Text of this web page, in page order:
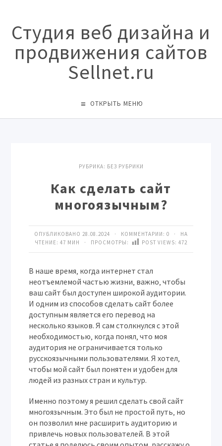
Студия веб дизайна и
продвижения сайтов
Sellnet.ru
ОТКРЫТЬ МЕНЮ
РУБРИКА: БЕЗ РУБРИКИ
Как сделать сайт
многоязычным?
ОПУБЛИКОВАНО 28.08.2024 · КОММЕНТАРИИ: 0 · НА
ЧТЕНИЕ: 47 МИН · ПРОСМОТРЫ:
POST VIEWS: 472
В наше время‚ когда интернет стал
неотъемлемой частью жизни‚ важно‚ чтобы
ваш сайт был доступен широкой аудитории.
И одним из способов сделать сайт более
доступным является его перевод на
несколько языков. Я сам столкнулся с этой
необходимостью‚ когда понял‚ что моя
аудитория не ограничивается только
русскоязычными пользователями. Я хотел‚
чтобы мой сайт был понятен и удобен для
людей из разных стран и культур.
Именно поэтому я решил сделать свой сайт
многоязычным. Это был не простой путь‚ но
он позволил мне расширить аудиторию и
привлечь новых пользователей. В этой